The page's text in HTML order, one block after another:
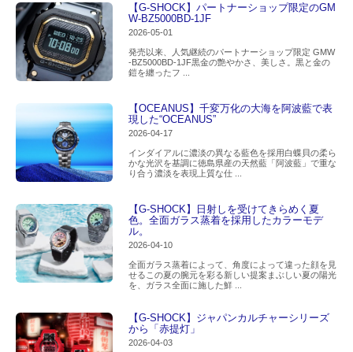
【G-SHOCK】パートナーショップ限定のGM
W-BZ5000BD-1JF
2026-05-01
発売以来、人気継続のパートナーショップ限定 GMW
-BZ5000BD-1JF黒金の艶やかさ、美しさ。黒と金の
鎧を纏ったフ ...
【OCEANUS】千変万化の大海を阿波藍で表
現した“OCEANUS”
2026-04-17
インダイアルに濃淡の異なる藍色を採用白蝶貝の柔ら
かな光沢を基調に徳島県産の天然藍「阿波藍」で重な
り合う濃淡を表現上質な仕 ...
【G-SHOCK】日射しを受けてきらめく夏
色。全面ガラス蒸着を採用したカラーモデ
ル。
2026-04-10
全面ガラス蒸着によって、角度によって違った顔を見
せるこの夏の腕元を彩る新しい提案まぶしい夏の陽光
を、ガラス全面に施した鮮 ...
【G-SHOCK】ジャパンカルチャーシリーズ
から「赤提灯」
2026-04-03